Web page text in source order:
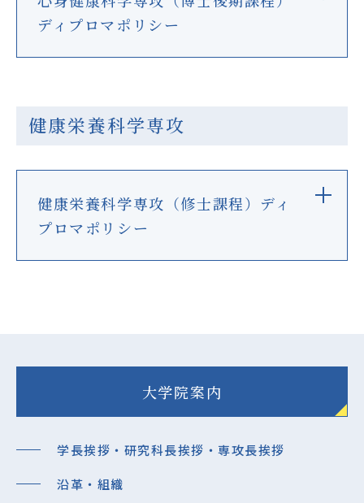
ディプロマポリシー
健康栄養科学専攻
健康栄養科学専攻（修士課程）ディ
プロマポリシー
大学院案内
学長挨拶・研究科長挨拶・専攻長挨拶
沿革・組織